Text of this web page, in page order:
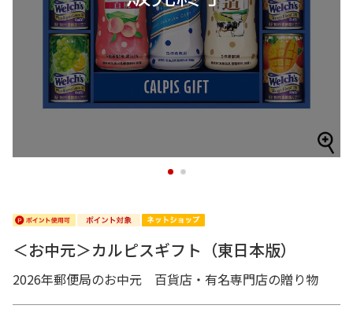
1 2
＜お中元＞カルピスギフト（東日本版）
2026年郵便局のお中元 百貨店・有名専門店の贈り物